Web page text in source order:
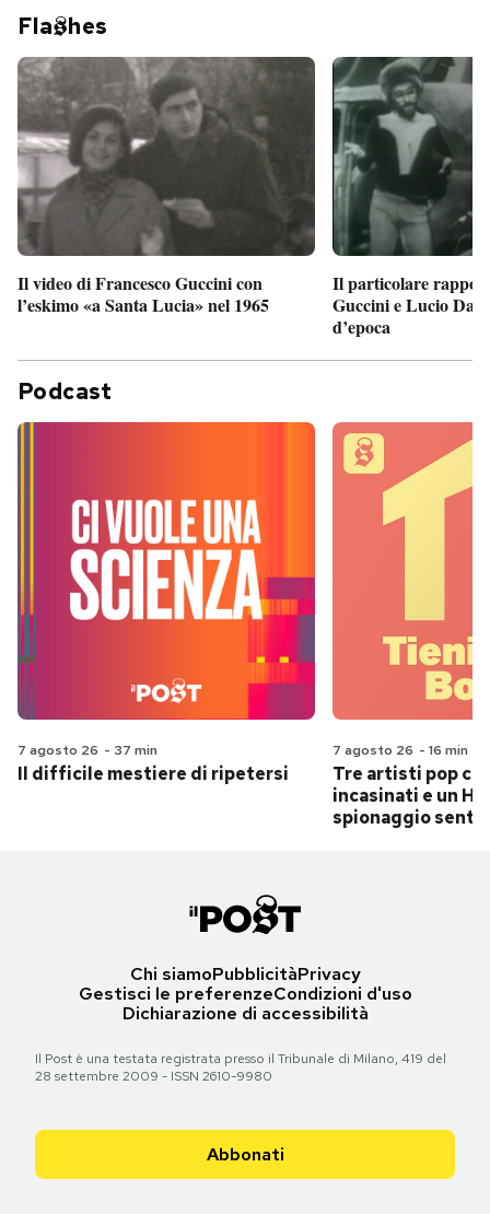
Fla hes
Il video di Francesco Guccini con
l’eskimo «a Santa Lucia» nel 1965
Il particolare
Guccini e Lucio
d’epoca
Podcast
7 agosto 26 - 37 min
Il difficile mestiere di ripetersi
7 agosto 26 - 16 min
Tre artisti pop
incasinati e un
spionaggio
Chi siamoPubblicitàPrivacy
Gestisci le preferenzeCondizioni d'uso
Dichiarazione di accessibilità
Il Post è una testata registrata presso il Tribunale di Milano, 419 del
28 settembre 2009 - ISSN 2610-9980
Abbonati